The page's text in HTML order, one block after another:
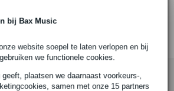
bij Bax Music
website soepel te laten verlopen en bij
we functionele cookies.
plaatsen we daarnaast voorkeurs-,
samen met onze 15 partners
cardioïde